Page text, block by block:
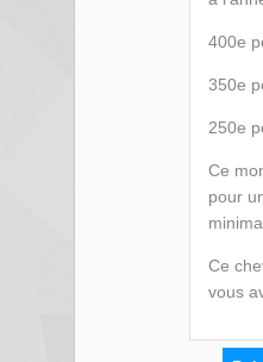
400e
350e
250e
Ce
pour
minima.
Ce
vous